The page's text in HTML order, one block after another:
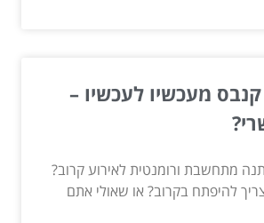
מעכשיו לעכשיו –
מתחשבת ורומנטית לאירוע קרוב?
להיפתח בקרוב? או שאולי אתם